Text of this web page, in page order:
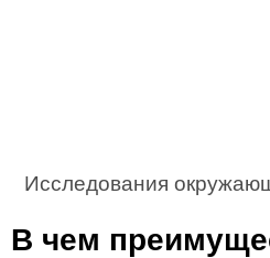
Исследования
В чем